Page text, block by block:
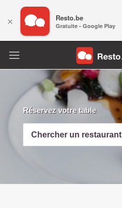
Réservez votre table
Chercher un restaurant
× Resto.be
Gratuite - Google Play